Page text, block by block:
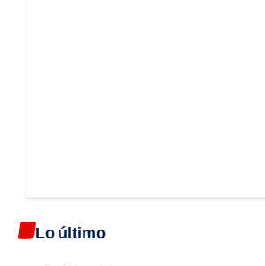
Lo último